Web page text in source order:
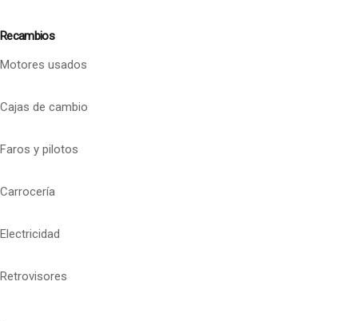
Recambios
Motores usados
Cajas de cambio
Faros y pilotos
Carrocería
Electricidad
Retrovisores